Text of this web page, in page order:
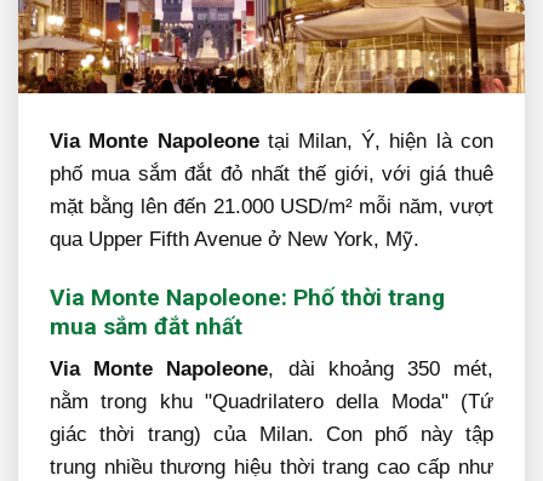
Via Monte Napoleonetại Milan, Ý, hiện là con
phố mua sắm đắt đỏ nhất thế giới, với giá thuê
mặt bằng lên đến 21.000 USD/m² mỗi năm, vượt
qua Upper Fifth Avenue ở New York, Mỹ.
Via Monte Napoleone: Phố thời trang
mua sắm đắt nhất
Via Monte Napoleone, dài khoảng 350 mét,
nằm trong khu "Quadrilatero della Moda" (Tứ
giác thời trang) của Milan. Con phố này tập
trung nhiều thương hiệu thời trang cao cấp như